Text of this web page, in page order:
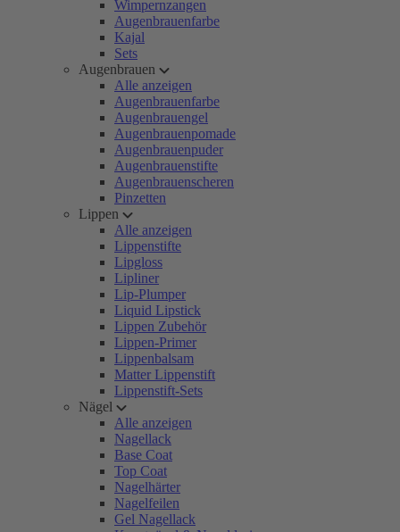
Wimpernzangen
Augenbrauenfarbe
Kajal
Sets
Augenbrauen
Alle anzeigen
Augenbrauenfarbe
Augenbrauengel
Augenbrauenpomade
Augenbrauenpuder
Augenbrauenstifte
Augenbrauenscheren
Pinzetten
Lippen
Alle anzeigen
Lippenstifte
Lipgloss
Lipliner
Lip-Plumper
Liquid Lipstick
Lippen Zubehör
Lippen-Primer
Lippenbalsam
Matter Lippenstift
Lippenstift-Sets
Nägel
Alle anzeigen
Nagellack
Base Coat
Top Coat
Nagelhärter
Nagelfeilen
Gel Nagellack